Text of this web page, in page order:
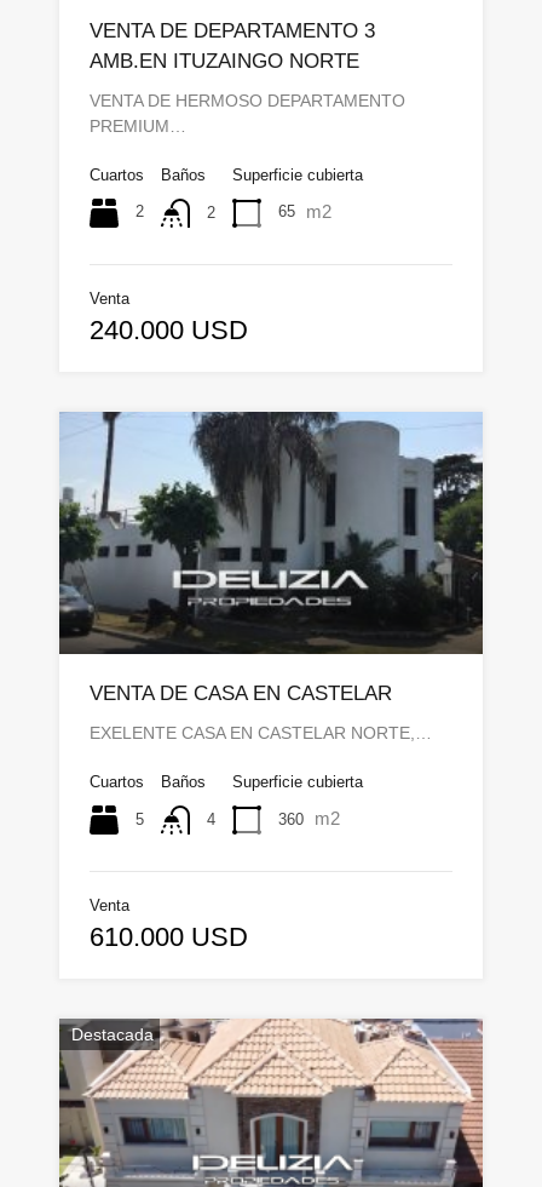
VENTA DE DEPARTAMENTO 3
AMB.EN ITUZAINGO NORTE
VENTA DE HERMOSO DEPARTAMENTO
PREMIUM…
Cuartos
2
Baños
2
Superficie cubierta
65 m2
Venta
240.000 USD
VENTA DE CASA EN CASTELAR
EXELENTE CASA EN CASTELAR NORTE,…
Cuartos
5
Baños
4
Superficie cubierta
360 m2
Venta
610.000 USD
Destacada